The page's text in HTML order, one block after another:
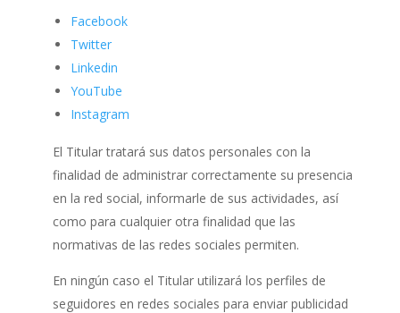
Facebook
Twitter
Linkedin
YouTube
Instagram
El Titular tratará sus datos personales con la
finalidad de administrar correctamente su presencia
en la red social, informarle de sus actividades, así
como para cualquier otra finalidad que las
normativas de las redes sociales permiten.
En ningún caso el Titular utilizará los perfiles de
seguidores en redes sociales para enviar publicidad